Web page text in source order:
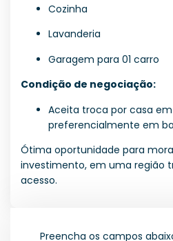
Cozinha
Lavanderia
Garagem para 01 carro
Condição de negociação:
Aceita troca por casa em
preferencialmente em
Ótima oportunidade para
investimento, em uma região
acesso.
Preencha os campos